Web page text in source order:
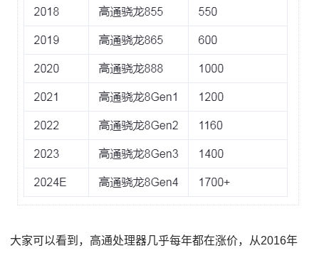
大家可以看到，高通处理器几乎每年都在涨价，从2016年